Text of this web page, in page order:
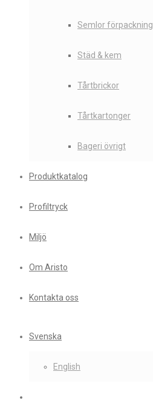
Semlor förpackning
Städ & kem
Tårtbrickor
Tårtkartonger
Bageri övrigt
Produktkatalog
Profiltryck
Miljö
Om Aristo
Kontakta oss
Svenska
English